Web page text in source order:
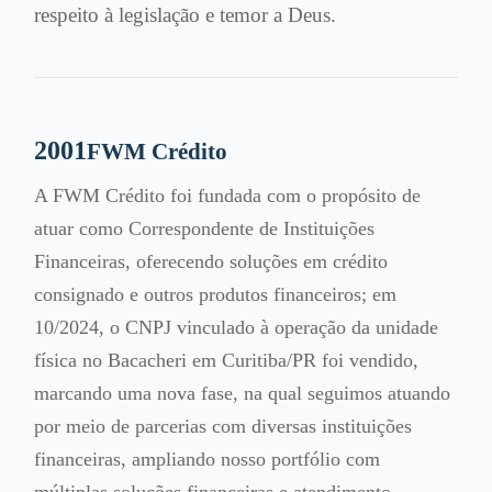
respeito à legislação e temor a Deus.
2001FWM Crédito
A FWM Crédito foi fundada com o propósito de
atuar como Correspondente de Instituições
Financeiras, oferecendo soluções em crédito
consignado e outros produtos financeiros; em
10/2024, o CNPJ vinculado à operação da unidade
física no Bacacheri em Curitiba/PR foi vendido,
marcando uma nova fase, na qual seguimos atuando
por meio de parcerias com diversas instituições
financeiras, ampliando nosso portfólio com